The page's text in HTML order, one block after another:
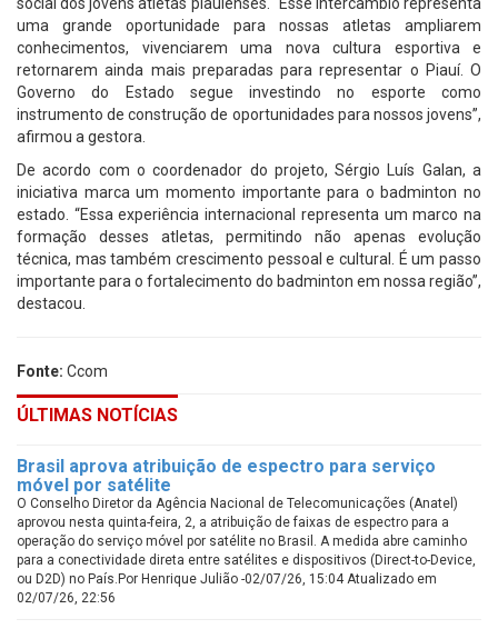
uma grande oportunidade para nossas atletas ampliarem
conhecimentos, vivenciarem uma nova cultura esportiva e
retornarem ainda mais preparadas para representar o Piauí. O
Governo do Estado segue investindo no esporte como
instrumento de construção de oportunidades para nossos jovens”,
afirmou a gestora.
De acordo com o coordenador do projeto, Sérgio Luís Galan, a
iniciativa marca um momento importante para o badminton no
estado. “Essa experiência internacional representa um marco na
formação desses atletas, permitindo não apenas evolução
técnica, mas também crescimento pessoal e cultural. É um passo
importante para o fortalecimento do badminton em nossa região”,
destacou.
Fonte: Ccom
ÚLTIMAS NOTÍCIAS
Brasil aprova atribuição de espectro para serviço
móvel por satélite
O Conselho Diretor da Agência Nacional de Telecomunicações (Anatel)
aprovou nesta quinta-feira, 2, a atribuição de faixas de espectro para a
operação do serviço móvel por satélite no Brasil. A medida abre caminho
para a conectividade direta entre satélites e dispositivos (Direct-to-Device,
ou D2D) no País.Por Henrique Julião -02/07/26, 15:04 Atualizado em
02/07/26, 22:56